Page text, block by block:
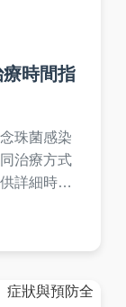
時間指
珠菌感染
治療方式
詳細時間
，都能找